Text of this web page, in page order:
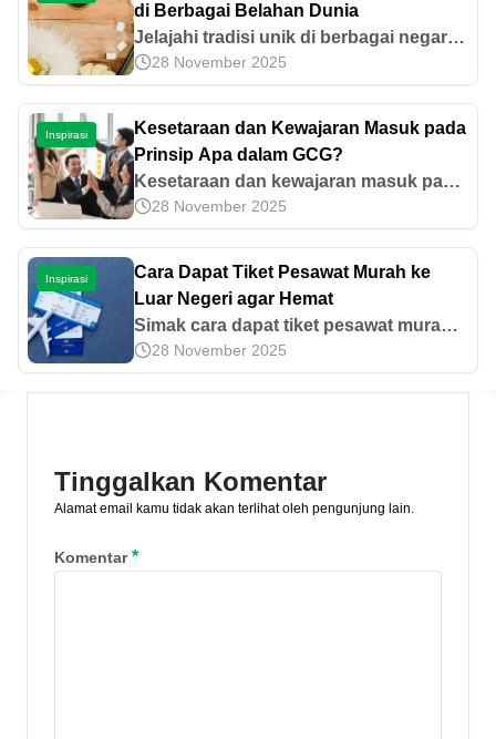
di Berbagai Belahan Dunia
Jelajahi tradisi unik di berbagai negara
saat Ramadhan, dari fanous Mesir
hingga piknik iftar di Delhi. Temukan
keindahan keberagaman dunia di
artikel ini.
28 November 2025
Inspirasi
Kesetaraan dan Kewajaran Masuk pada
Prinsip Apa dalam GCG?
Kesetaraan dan kewajaran masuk pada
prinsip fairness dalam GCG (good
corporate governance). Cari tahu
contoh penerapannya di perusahaan
berikut ini!
28 November 2025
Inspirasi
Cara Dapat Tiket Pesawat Murah ke
Luar Negeri agar Hemat
Simak cara dapat tiket pesawat murah
ke luar negeri, mulai dari memilih waktu
terbaik, memanfaatkan promo, hingga
28 November 2025
Tinggalkan Komentar
Alamat email kamu tidak akan terlihat oleh pengunjung lain.
Komentar*